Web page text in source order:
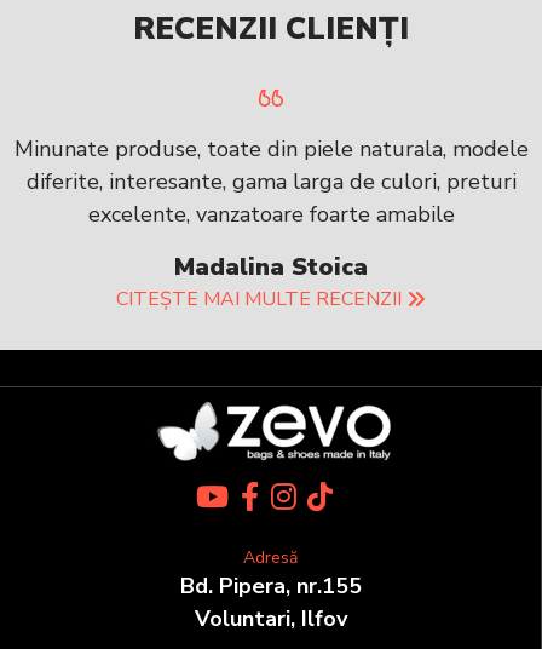
RECENZII CLIENȚI
Minunate produse, toate din piele naturala, modele
diferite, interesante, gama larga de culori, preturi
excelente, vanzatoare foarte amabile
Madalina Stoica
CITEȘTE MAI MULTE RECENZII
Adresă
Bd. Pipera, nr.155
Voluntari, Ilfov